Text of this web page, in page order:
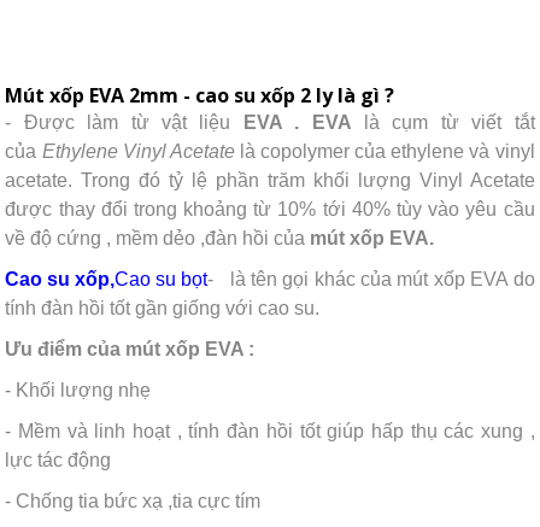
Mút xốp EVA 2mm - cao su xốp 2 ly là gì ?
- Được làm từ vật liệu EVA . EVA là cụm từ viết tắt
của Ethylene Vinyl Acetatelà copolymer của ethylene và vinyl
acetate. Trong đó tỷ lệ phần trăm khối lượng Vinyl Acetate
được thay đổi trong khoảng từ 10% tới 40% tùy vào yêu cầu
về độ cứng , mềm dẻo ,đàn hồi của mút xốp EVA.
-
Cao su xốp,Cao su bọt
là tên gọi khác của mút xốp EVA do
tính đàn hồi tốt gần giống với cao su.
Ưu điểm của mút xốp EVA :
- Khối lượng nhẹ
- Mềm và linh hoạt , tính đàn hồi tốt giúp hấp thụ các xung ,
lực tác động
- Chống tia bức xạ ,tia cực tím